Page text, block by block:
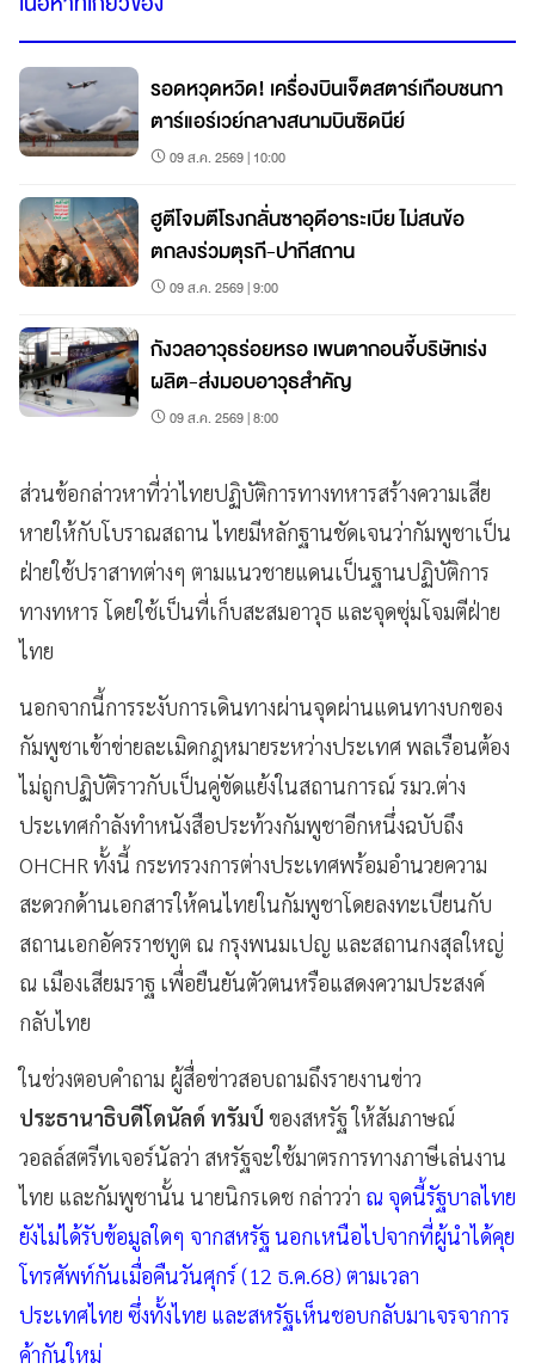
รอดหวุดหวิด! เครื่องบินเจ็ตสตาร์เกือบชนกา
ตาร์แอร์เวย์กลางสนามบินซิดนีย์
09 ส.ค. 2569 | 10:00
ฮูตีโจมตีโรงกลั่นซาอุดีอาระเบีย ไม่สนข้อ
ตกลงร่วมตุรกี-ปากีสถาน
09 ส.ค. 2569 | 9:00
กังวลอาวุธร่อยหรอ เพนตากอนจี้บริษัทเร่ง
ผลิต-ส่งมอบอาวุธสำคัญ
09 ส.ค. 2569 | 8:00
ส่วนข้อกล่าวหาที่ว่าไทยปฏิบัติการทางทหารสร้างความเสีย
หายให้กับโบราณสถาน ไทยมีหลักฐานชัดเจนว่ากัมพูชาเป็น
ฝ่ายใช้ปราสาทต่างๆ ตามแนวชายแดนเป็นฐานปฏิบัติการ
ทางทหาร โดยใช้เป็นที่เก็บสะสมอาวุธ และจุดซุ่มโจมตีฝ่าย
ไทย
นอกจากนี้การระงับการเดินทางผ่านจุดผ่านแดนทางบกของ
กัมพูชาเข้าข่ายละเมิดกฎหมายระหว่างประเทศ พลเรือนต้อง
ไม่ถูกปฏิบัติราวกับเป็นคู่ขัดแย้งในสถานการณ์ รมว.ต่าง
ประเทศกำลังทำหนังสือประท้วงกัมพูชาอีกหนึ่งฉบับถึง
OHCHR ทั้งนี้ กระทรวงการต่างประเทศพร้อมอำนวยความ
สะดวกด้านเอกสารให้คนไทยในกัมพูชาโดยลงทะเบียนกับ
สถานเอกอัครราชทูต ณ กรุงพนมเปญ และสถานกงสุลใหญ่
ณ เมืองเสียมราฐ เพื่อยืนยันตัวตนหรือแสดงความประสงค์
กลับไทย
ในช่วงตอบคำถาม ผู้สื่อข่าวสอบถามถึงรายงานข่าว
ประธานาธิบดีโดนัลด์ ทรัมป์ ของสหรัฐ ให้สัมภาษณ์
วอลล์สตรีทเจอร์นัลว่า สหรัฐจะใช้มาตรการทางภาษีเล่นงาน
ไทย และกัมพูชานั้น นายนิกรเดช กล่าวว่า ณ จุดนี้รัฐบาลไทย
ยังไม่ได้รับข้อมูลใดๆ จากสหรัฐ นอกเหนือไปจากที่ผู้นำได้คุย
โทรศัพท์กันเมื่อคืนวันศุกร์ (12 ธ.ค.68) ตามเวลา
ประเทศไทย ซึ่งทั้งไทย และสหรัฐเห็นชอบกลับมาเจรจาการ
ค้ากันใหม่